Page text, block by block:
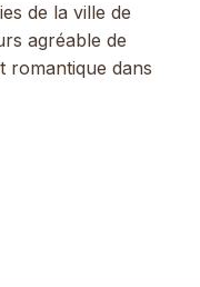
de la ville de
agréable de
romantique dans